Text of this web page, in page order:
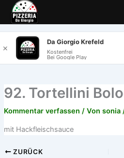
Inhalt
springen
92. Tortellini
Kommentar verfassen / Von sonia
mit Hackfleischsauce
ZURÜCK
✕
Da Giorgio Krefeld
Kostenfrei
Bei Google Play